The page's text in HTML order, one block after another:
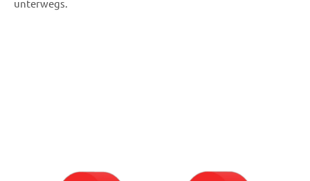
unterwegs.